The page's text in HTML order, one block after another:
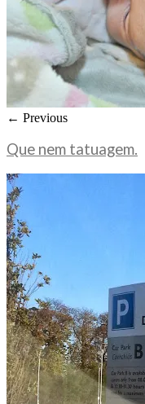
← Previous
Que nem tatuagem.